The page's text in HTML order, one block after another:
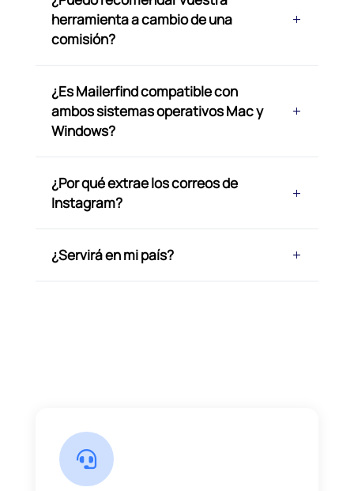
herramienta a cambio de una
comisión?
¿Es Mailerfind compatible con
ambos sistemas operativos Mac y
Windows?
¿Por qué extrae los correos de
Instagram?
¿Servirá en mi país?
